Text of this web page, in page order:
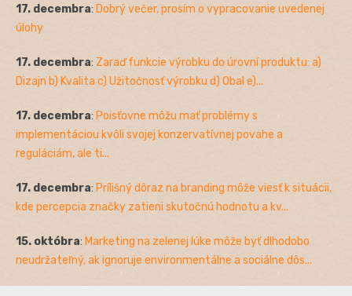
17. decembra: Dobrý večer, prosím o vypracovanie uvedenej
úlohy
17. decembra: Zaraď funkcie výrobku do úrovní produktu: a)
Dizajn b) Kvalita c) Užitočnosť výrobku d) Obal e)...
17. decembra: Poisťovne môžu mať problémy s
implementáciou kvôli svojej konzervatívnej povahe a
reguláciám, ale ti...
17. decembra: Prílišný dôraz na branding môže viesť k situácii,
kde percepcia značky zatieni skutočnú hodnotu a kv...
15. októbra: Marketing na zelenej lúke môže byť dlhodobo
neudržateľný, ak ignoruje environmentálne a sociálne dôs...